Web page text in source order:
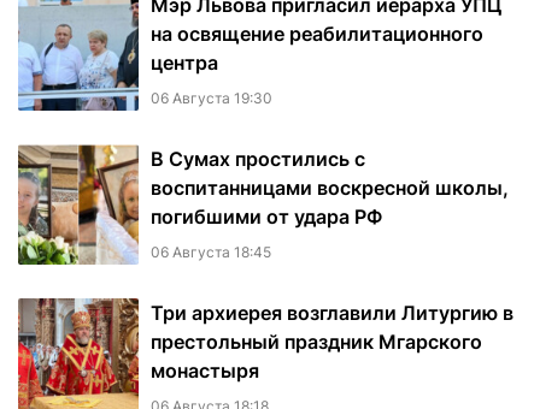
Мэр Львова пригласил иерарха УПЦ
на освящение реабилитационного
центра
06 Августа 19:30
В Сумах простились с
воспитанницами воскресной школы,
погибшими от удара РФ
06 Августа 18:45
Три архиерея возглавили Литургию в
престольный праздник Мгарского
монастыря